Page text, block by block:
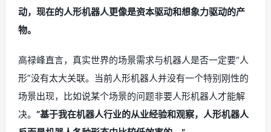
动，现在的人形机器人更像是资本驱动和想象力驱动的产
物。
高禄峰直言，真实世界的场景需求与机器人是否一定要“人
形”没有太大关联。当前人形机器人并没有一个特别刚性的
场景出现，比如说某个场景的问题非要人形机器人才能解
决。 “基于我在机器人行业的从业经验和观察，人形机器人